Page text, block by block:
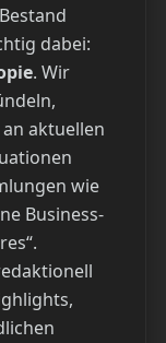
dabei:
. Wir
aktuellen
wie
Business-